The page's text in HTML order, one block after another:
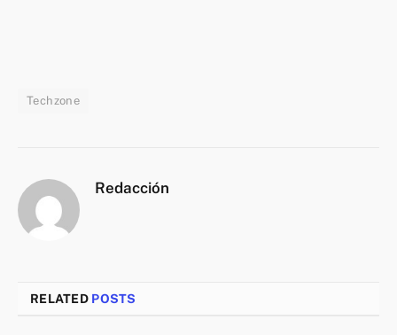
Techzone
Redacción
RELATED POSTS